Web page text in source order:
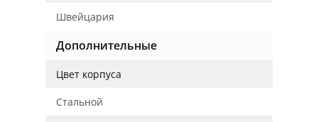
Швейцария
Дополнительные
Цвет корпуса
Стальной